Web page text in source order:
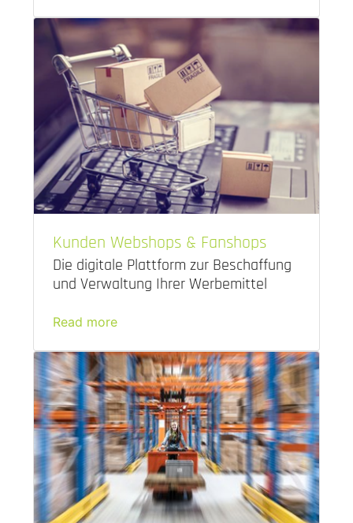
Kunden Webshops & Fanshops
Die digitale Plattform zur Beschaffung
und Verwaltung Ihrer Werbemittel
Read more